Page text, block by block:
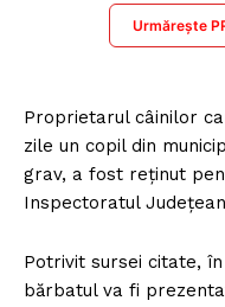
Urmărește
Proprietarul câinilor
zile un copil din
grav, a fost reţinut
Inspectoratul
Potrivit sursei citate,
bărbatul va fi